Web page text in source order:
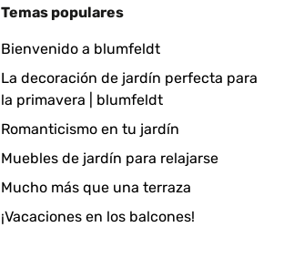
Temas populares
Bienvenido a blumfeldt
La decoración de jardín perfecta para
la primavera | blumfeldt
Romanticismo en tu jardín
Muebles de jardín para relajarse
Mucho más que una terraza
¡Vacaciones en los balcones!